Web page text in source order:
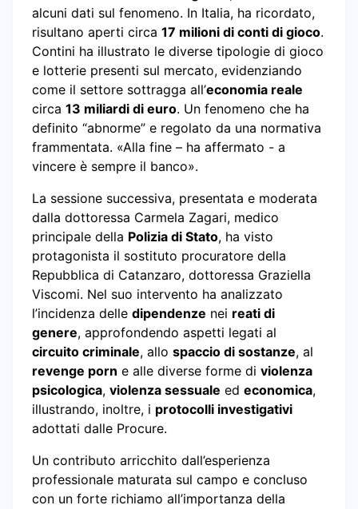
alcuni dati sul fenomeno. In Italia, ha ricordato,
risultano aperti circa 17 milioni di conti di gioco.
Contini ha illustrato le diverse tipologie di gioco
e lotterie presenti sul mercato, evidenziando
come il settore sottragga all’economia reale
circa 13 miliardi di euro. Un fenomeno che ha
definito “abnorme” e regolato da una normativa
frammentata. «Alla fine – ha affermato - a
vincere è sempre il banco».
La sessione successiva, presentata e moderata
dalla dottoressa Carmela Zagari, medico
principale della Polizia di Stato, ha visto
protagonista il sostituto procuratore della
Repubblica di Catanzaro, dottoressa Graziella
Viscomi. Nel suo intervento ha analizzato
l’incidenza delle dipendenze nei reati di
genere, approfondendo aspetti legati al
circuito criminale, allo spaccio di sostanze, al
revenge porn e alle diverse forme di violenza
psicologica, violenza sessuale ed economica,
illustrando, inoltre, i protocolli investigativi
adottati dalle Procure.
Un contributo arricchito dall’esperienza
professionale maturata sul campo e concluso
con un forte richiamo all’importanza della